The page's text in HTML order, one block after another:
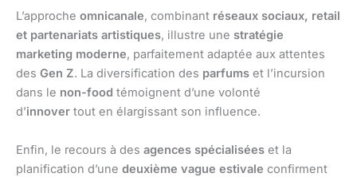
L’approche omnicanale, combinant réseaux sociaux, retail
et partenariats artistiques, illustre une stratégie
marketing moderne, parfaitement adaptée aux attentes
des Gen Z. La diversification des parfums et l’incursion
dans le non-food témoignent d’une volonté
d’innover tout en élargissant son influence.
Enfin, le recours à des agences spécialisées et la
planification d’une deuxième vague estivale confirment